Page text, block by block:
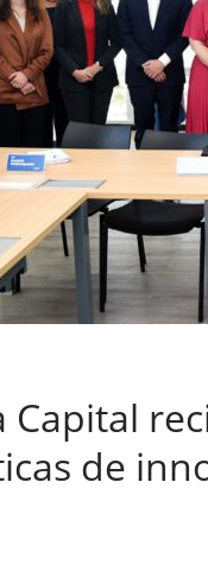
Capital
de